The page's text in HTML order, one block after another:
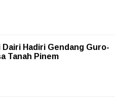
Dairi Hadiri Gendang Guro-
Tanah Pinem